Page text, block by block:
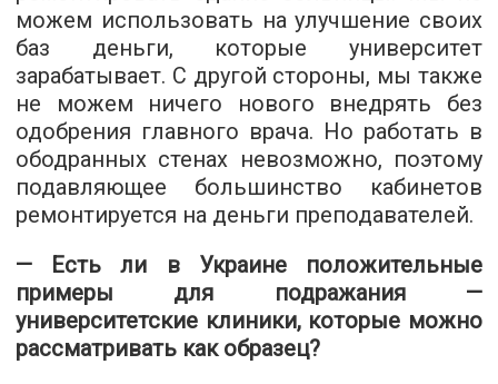
можем использовать на улучшение своих
баз деньги, которые университет
зарабатывает. С другой стороны, мы также
не можем ничего нового внедрять без
одобрения главного врача. Но работать в
ободранных стенах невозможно, поэтому
подавляющее большинство кабинетов
ремонтируется на деньги преподавателей.
— Есть ли в Украине положительные
примеры для подражания —
университетские клиники, которые можно
рассматривать как образец?